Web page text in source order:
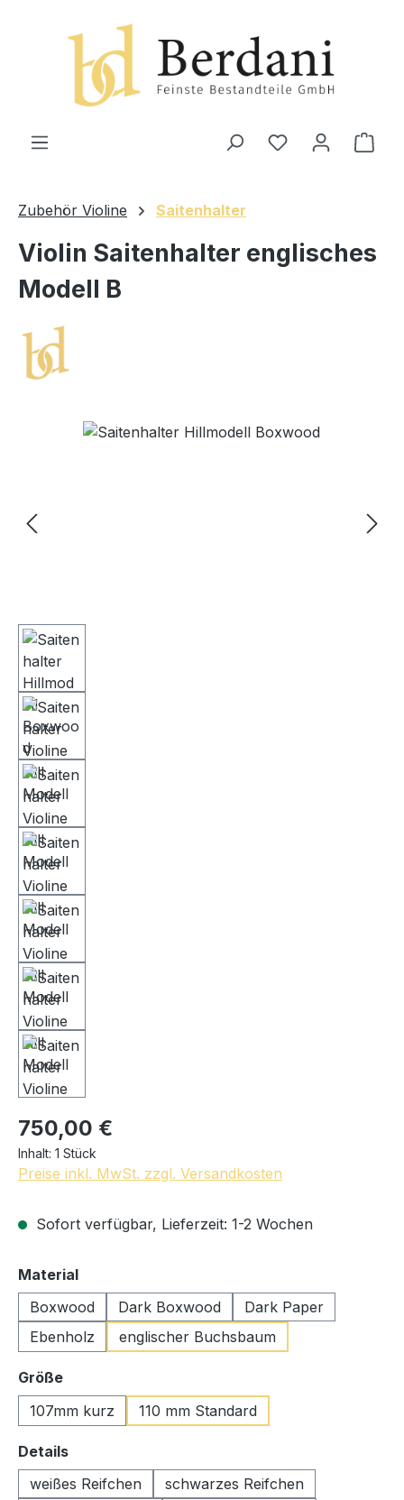
Zubehör Violine Saitenhalter
Violin Saitenhalter englisches
Modell B
Bildergalerie überspringen
750,00 €
Inhalt: 1 Stück
Preise inkl. MwSt. zzgl. Versandkosten
Sofort verfügbar, Lieferzeit: 1-2 Wochen
Materialauswählen
Boxwood
Dark Boxwood
Dark Paper
Ebenholz
englischer Buchsbaum
Größeauswählen
107mm kurz
110 mm Standard
Detailsauswählen
weißes Reifchen
schwarzes Reifchen